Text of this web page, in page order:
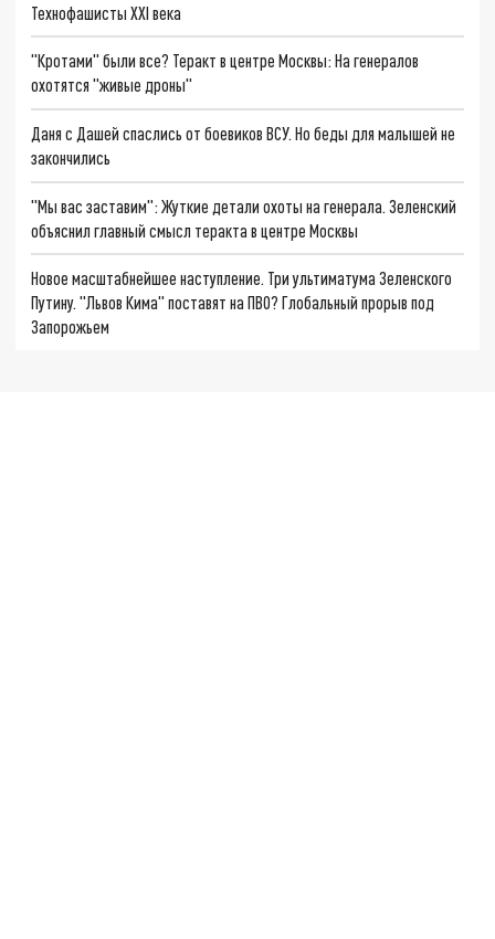
Технофашисты XXI века
"Кротами" были все? Теракт в центре Москвы: На генералов
охотятся "живые дроны"
Даня с Дашей спаслись от боевиков ВСУ. Но беды для малышей не
закончились
"Мы вас заставим": Жуткие детали охоты на генерала. Зеленский
объяснил главный смысл теракта в центре Москвы
Новое масштабнейшее наступление. Три ультиматума Зеленского
Путину. "Львов Кима" поставят на ПВО? Глобальный прорыв под
Запорожьем